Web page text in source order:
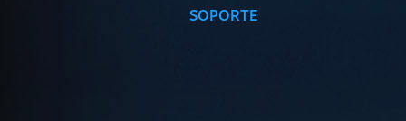
SOPORTE